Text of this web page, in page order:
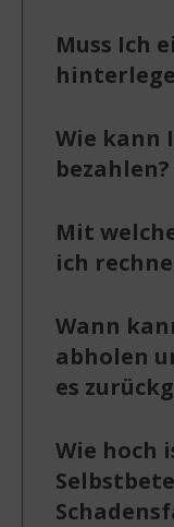
Muss Ich
Wie kann
bezahlen?
Mit
ich
Wann
abholen
es
Wie hoch